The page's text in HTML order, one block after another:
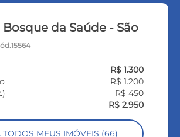
Bosque da Saúde - São
R$ 1.300
R$ 1.200
R$ 450
R$ 2.950
TODOS MEUS IMÓVEIS (66)